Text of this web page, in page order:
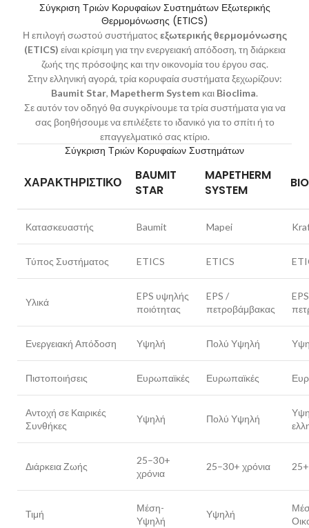
Σύγκριση Τριών Κορυφαίων Συστημάτων Εξωτερικής
Θερμομόνωσης (ETICS)
Η επιλογή σωστού συστήματος εξωτερικής θερμομόνωσης
(ETICS) είναι κρίσιμη για την ενεργειακή απόδοση, τη διάρκεια
ζωής της πρόσοψης και την οικονομία του έργου σας.
Στην ελληνική αγορά, τρία κορυφαία συστήματα ξεχωρίζουν:
Baumit Star, Mapetherm System και Bioclima.
Σε αυτόν τον οδηγό θα συγκρίνουμε τα τρία συστήματα για να
σας βοηθήσουμε να επιλέξετε το ιδανικό για το σπίτι ή το
επαγγελματικό σας κτίριο.
Σύγκριση Τριών Κορυφαίων Συστημάτων
ΧΑΡΑΚΤΗΡΙΣΤΙΚΌ
BAUMIT
STAR
MAPETHERM
SYSTEM
Κατασκευαστής Baumit Mapei
Τύπος Συστήματος ETICS ETICS
Υλικά
EPS υψηλής
ποιότητας
EPS /
πετροβάμβακας
Ενεργειακή Απόδοση Υψηλή Πολύ Υψηλή
Πιστοποιήσεις Ευρωπαϊκές Ευρωπαϊκές
Αντοχή σε Καιρικές
Συνθήκες
Υψηλή Πολύ Υψηλή
Διάρκεια Ζωής
25–30+
χρόνια
25–30+ χρόνια
Τιμή
Μέση-
Υψηλή
Υψηλή